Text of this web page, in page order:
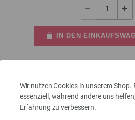
Wir nutzen Cookies in unserem Shop.
essenziell, während andere uns
Erfahrung zu verbessern.
IN DEN